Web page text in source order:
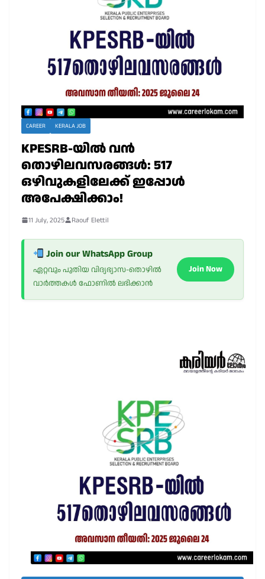
CAREER KERALA JOB
KPESRB-യിൽ വൻ
തൊഴിലവസരങ്ങൾ: 517
ഒഴിവുകളിലേക്ക് ഇപ്പോൾ
അപേക്ഷിക്കാം!
11 July, 2025 Raouf Elettil
Join our WhatsApp Group
ഏറ്റവും പുതിയ വിദ്യഭ്യാസ-തൊഴിൽ
വാർത്തകൾ ഫോണിൽ ലഭിക്കാൻ
Join Now